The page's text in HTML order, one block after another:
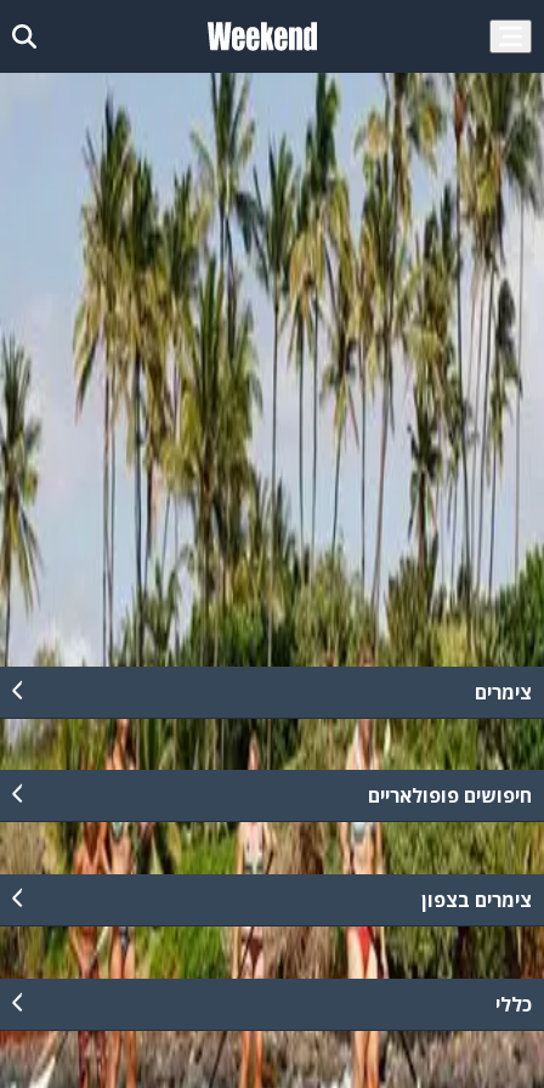
דף הבית אטרקציות חופים חופים במרכז אטרקציות בשרון
חופים בשרון - תמונות, השוואת
מחירים והמלצות
נמצאו (1) אטרקציות
הצג סינונים
surf house-סרפ האוס
Surf House פותחים לכם את הדלת לים, עם מגוון ענפי ספורט ימי לכל
הרמות:קורס קייטסרפינג,קורס פאדל בורד ,קורס גלישת רוח,ציוד ספורט
ימי ועוד..
קרא עוד
צימרים
חיפושים פופולאריים
צימרים בצפון
כללי